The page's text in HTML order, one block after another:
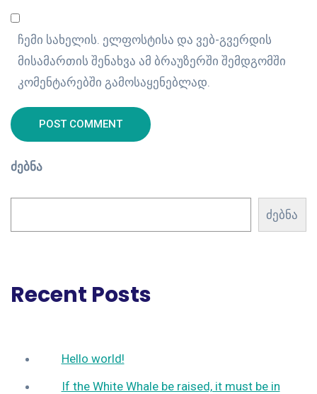
ჩემი სახელის. ელფოსტისა და ვებ-გვერდის
მისამართის შენახვა ამ ბრაუზერში შემდგომში
კომენტარებში გამოსაყენებლად.
POST COMMENT
ძებნა
ძებნა
Recent Posts
Hello world!
If the White Whale be raised, it must be in